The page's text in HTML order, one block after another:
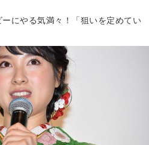
にやる気満々！「狙いを定めてい